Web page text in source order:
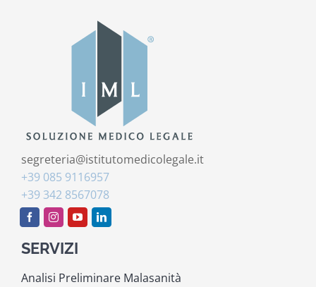
segreteria@istitutomedicolegale.it
+39 085 9116957
+39 342 8567078
SERVIZI
Analisi Preliminare Malasanità